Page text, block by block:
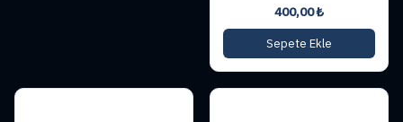
400,00₺
Sepete Ekle